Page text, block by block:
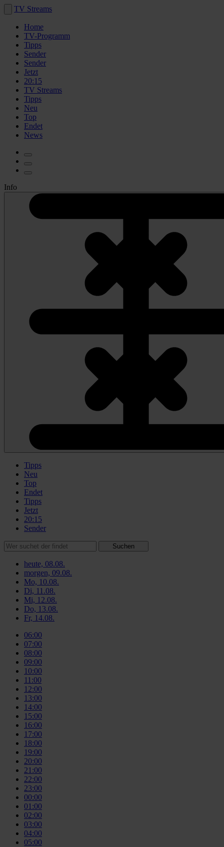
TV Streams
Home
TV-Programm
Tipps
Sender
Sender
Jetzt
20:15
TV Streams
Tipps
Neu
Top
Endet
News
Info
Tipps
Neu
Top
Endet
Tipps
Jetzt
20:15
Sender
Suchen
heute, 08.08.
morgen, 09.08.
Mo, 10.08.
Di, 11.08.
Mi, 12.08.
Do, 13.08.
Fr, 14.08.
06:00
07:00
08:00
09:00
10:00
11:00
12:00
13:00
14:00
15:00
16:00
17:00
18:00
19:00
20:00
21:00
22:00
23:00
00:00
01:00
02:00
03:00
04:00
05:00